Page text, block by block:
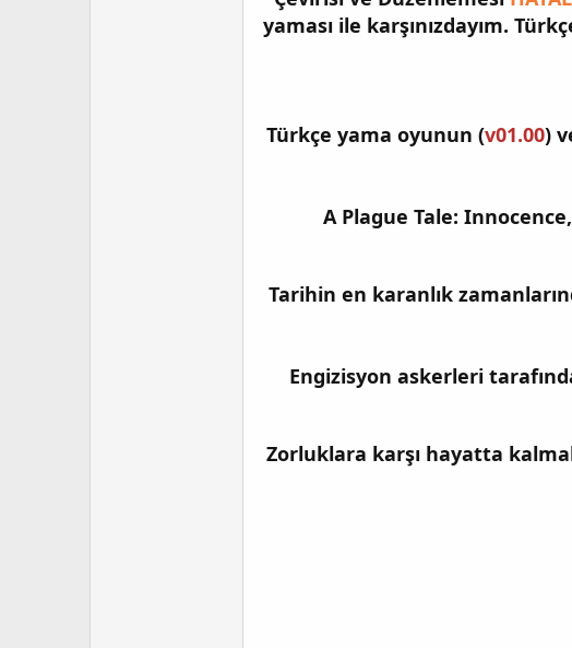
yaması ile karşınızdayım.
Türkçe yama oyunun (v01.00)
A Plague Tale:
Tarihin en karanlık
Engizisyon askerleri
Zorluklara karşı hayatta